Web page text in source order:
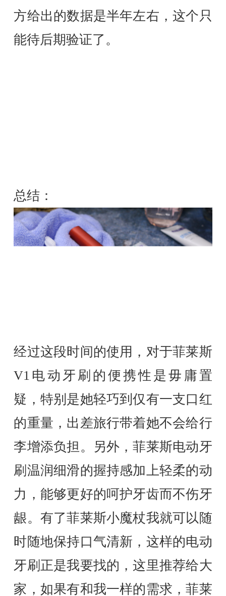
方给出的数据是半年左右，这个只
能待后期验证了。
总结：
经过这段时间的使用，对于菲莱斯
V1电动牙刷的便携性是毋庸置
疑，特别是她轻巧到仅有一支口红
的重量，出差旅行带着她不会给行
李增添负担。另外，菲莱斯电动牙
刷温润细滑的握持感加上轻柔的动
力，能够更好的呵护牙齿而不伤牙
龈。有了菲莱斯小魔杖我就可以随
时随地保持口气清新，这样的电动
牙刷正是我要找的，这里推荐给大
家，如果有和我一样的需求，菲莱